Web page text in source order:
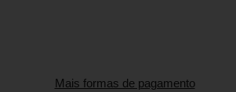
Mais formas de pagamento